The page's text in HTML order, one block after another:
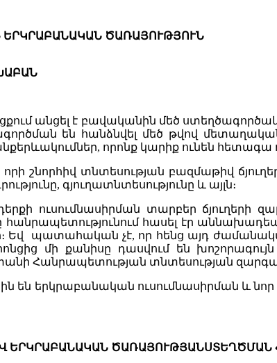
ԵՐԿՐԱԲԱՆԱԿԱՆ ԾԱՌԱՅՈՒԹՅՈՒՆ
անցել է բավականին մեծ
են հանձնվել մեծ թվով
որոնք կարիք ունեն հետագա
շնորհիվ տնտեսության բազմաթիվ
գյուղատնտեսությունը և այլն։
ուսումնասիրման տարբեր ճյուղերի
հասել էր
Եվ պատահական չէ, որ հենց այդ
մի քանիսը դասվում են
Հանրապետության տնտեսության
են երկրաբանական ուսումնասիրման և
ԵՐԿՐԱԲԱՆԱԿԱՆ ԾԱՌԱՅՈՒԹՅԱՆՍՏԵՂԾՄԱՆ